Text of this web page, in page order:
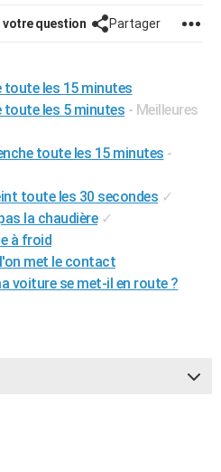
votre question Partager
toute les 15 minutes
toute les 5 minutes - Meilleures
toute les 15 minutes -
toute les 30 secondes ✓
la chaudière ✓
à froid
met le contact
voiture se met-il en route ?